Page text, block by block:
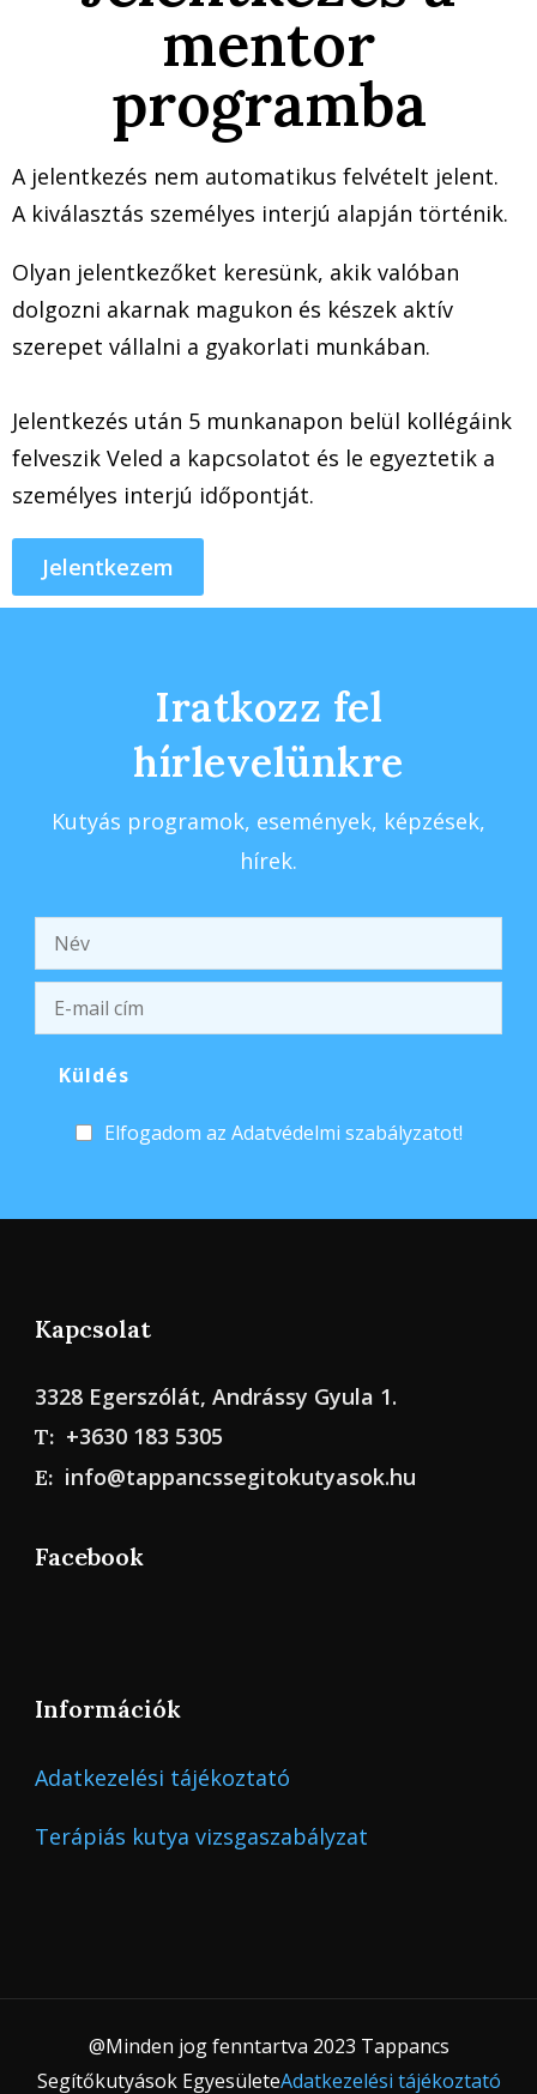
mentor
programba
A jelentkezés nem automatikus felvételt jelent.
A kiválasztás személyes interjú alapján történik.
Olyan jelentkezőket keresünk, akik valóban
dolgozni akarnak magukon és készek aktív
szerepet vállalni a gyakorlati munkában.
Jelentkezés után 5 munkanapon belül kollégáink
felveszik Veled a kapcsolatot és le egyeztetik a
személyes interjú időpontját.
Jelentkezem
Iratkozz fel
hírlevelünkre
Kutyás programok, események, képzések,
hírek.
Elfogadom az Adatvédelmi szabályzatot!
Kapcsolat
3328 Egerszólát, Andrássy Gyula 1.
T: +3630 183 5305
E: info@tappancssegitokutyasok.hu
Facebook
Információk
Adatkezelési tájékoztató
Terápiás kutya vizsgaszabályzat
@Minden jog fenntartva 2023 Tappancs
Segítőkutyások EgyesületeAdatkezelési tájékoztató